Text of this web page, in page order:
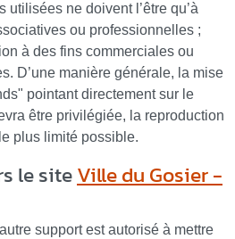
utilisées ne doivent l’être qu’à
ou professionnelles ;
à des fins commerciales ou
D’une manière générale, la mise
pointant directement sur le
être privilégiée, la reproduction
plus limité possible.
le siteVille du Gosier -
support est autorisé à mettre